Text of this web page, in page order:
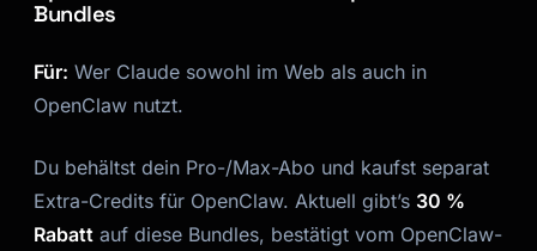
Bundles
Für: Wer Claude sowohl im Web als auch in
OpenClaw nutzt.
Du behältst dein Pro-/Max-Abo und kaufst separat
Extra-Credits für OpenClaw. Aktuell gibt’s 30 %
Rabatt auf diese Bundles, bestätigt vom OpenClaw-